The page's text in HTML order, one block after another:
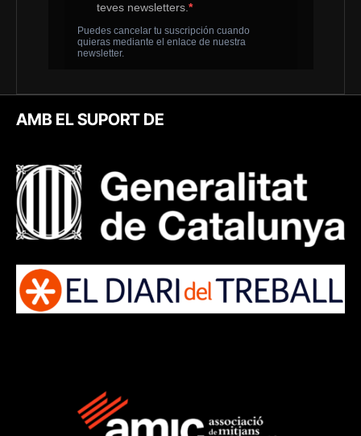
AMB EL SUPORT DE